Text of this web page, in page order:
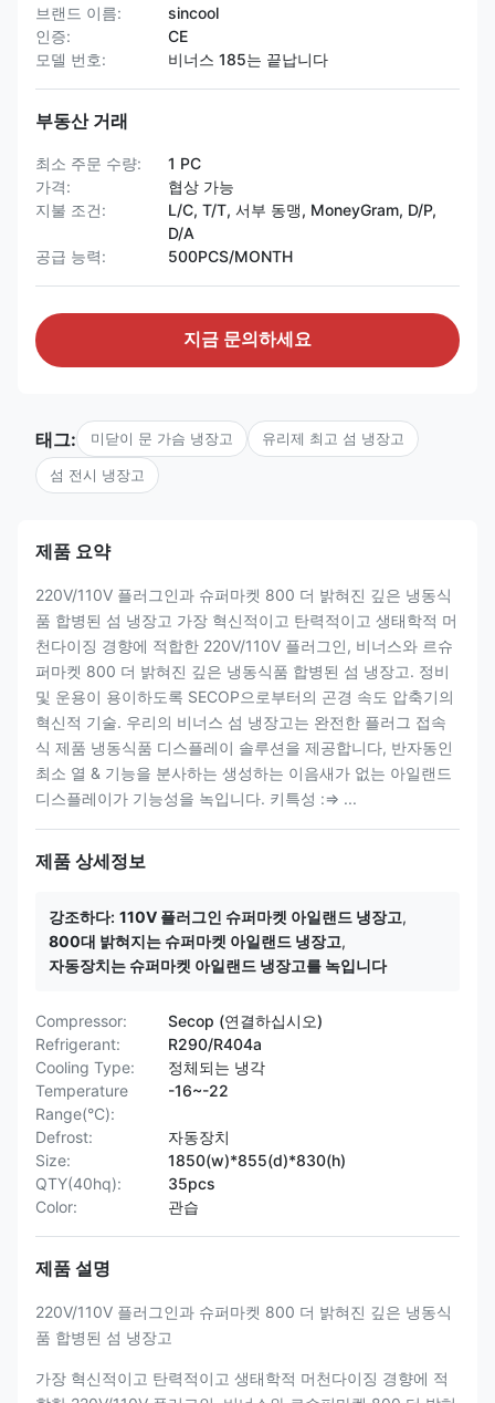
브랜드 이름:
sincool
인증:
CE
모델 번호:
비너스 185는 끝납니다
부동산 거래
최소 주문 수량:
1 PC
가격:
협상 가능
지불 조건:
L/C, T/T, 서부 동맹, MoneyGram, D/P,
D/A
공급 능력:
500PCS/MONTH
지금 문의하세요
태그: 미닫이 문 가슴 냉장고 유리제 최고 섬 냉장고
섬 전시 냉장고
제품 요약
220V/110V 플러그인과 슈퍼마켓 800 더 밝혀진 깊은 냉동식
품 합병된 섬 냉장고 가장 혁신적이고 탄력적이고 생태학적 머
천다이징 경향에 적합한 220V/110V 플러그인, 비너스와 르슈
퍼마켓 800 더 밝혀진 깊은 냉동식품 합병된 섬 냉장고. 정비
및 운용이 용이하도록 SECOP으로부터의 곤경 속도 압축기의
혁신적 기술. 우리의 비너스 섬 냉장고는 완전한 플러그 접속
식 제품 냉동식품 디스플레이 솔루션을 제공합니다, 반자동인
최소 열 & 기능을 분사하는 생성하는 이음새가 없는 아일랜드
디스플레이가 기능성을 녹입니다. 키특성 :⇒ ...
제품 상세정보
강조하다: 110V 플러그인 슈퍼마켓 아일랜드 냉장고,
800대 밝혀지는 슈퍼마켓 아일랜드 냉장고,
자동장치는 슈퍼마켓 아일랜드 냉장고를 녹입니다
Compressor:
Secop (연결하십시오)
Refrigerant:
R290/R404a
Cooling Type:
정체되는 냉각
Temperature
Range(°C):
-16~-22
Defrost:
자동장치
Size:
1850(w)*855(d)*830(h)
QTY(40hq):
35pcs
Color:
관습
제품 설명
220V/110V 플러그인과 슈퍼마켓 800 더 밝혀진 깊은 냉동식
품 합병된 섬 냉장고
가장 혁신적이고 탄력적이고 생태학적 머천다이징 경향에 적